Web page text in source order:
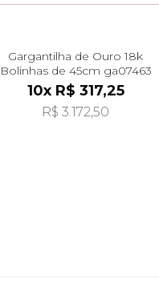
Gargantilha de Ouro 18k
Bolinhas de 45cm ga07463
10x R$ 317,25
R$ 3.172,50